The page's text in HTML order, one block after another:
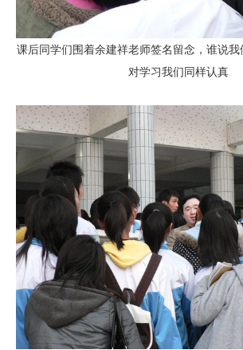
课后同学们围着余建祥老师签名留念，谁说我
对学习我们同样认真